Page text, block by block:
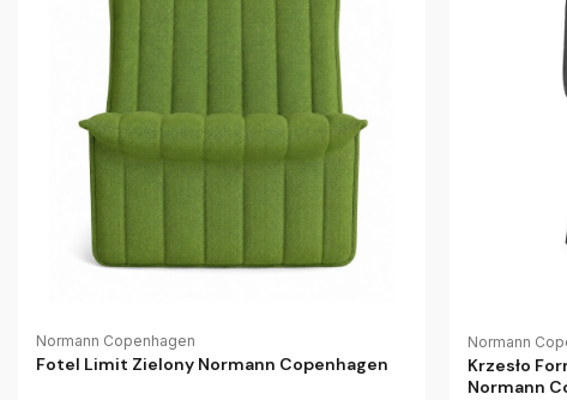
Normann Copenhagen
Fotel Limit Zielony Normann Copenhagen
Normann
Krzesło
Normann